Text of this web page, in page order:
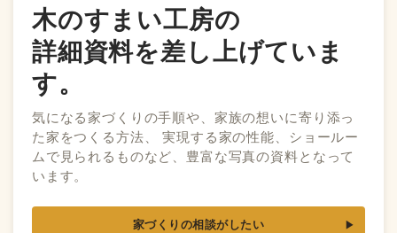
木のすまい工房の
詳細資料を差し上げていま
す。
気になる家づくりの手順や、家族の想いに寄り添っ
た家をつくる方法、 実現する家の性能、ショールー
ムで見られるものなど、豊富な写真の資料となって
います。
家づくりの相談がしたい